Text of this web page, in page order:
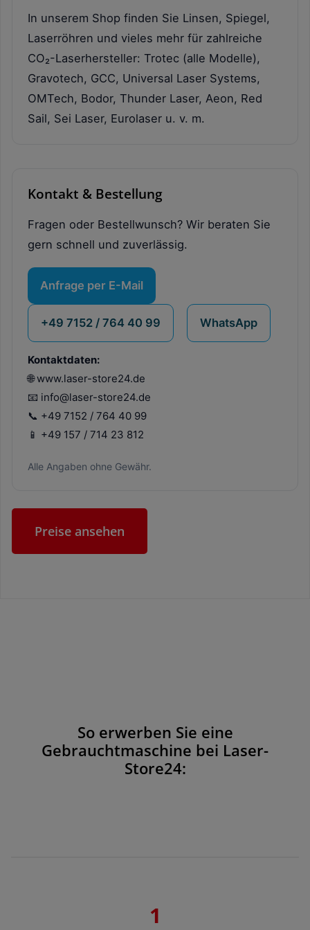
In unserem Shop finden Sie Linsen, Spiegel,
Laserröhren und vieles mehr für zahlreiche
CO₂-Laserhersteller: Trotec (alle Modelle),
Gravotech, GCC, Universal Laser Systems,
OMTech, Bodor, Thunder Laser, Aeon, Red
Sail, Sei Laser, Eurolaser u. v. m.
Kontakt & Bestellung
Fragen oder Bestellwunsch? Wir beraten Sie
gern schnell und zuverlässig.
Anfrage per E-Mail
+49 7152 / 764 40 99 WhatsApp
Kontaktdaten:
🌐 www.laser-store24.de
📧 info@laser-store24.de
📞 +49 7152 / 764 40 99
📱 +49 157 / 714 23 812
Alle Angaben ohne Gewähr.
Preise ansehen
So erwerben Sie eine
Gebrauchtmaschine bei Laser-
Store24:
1